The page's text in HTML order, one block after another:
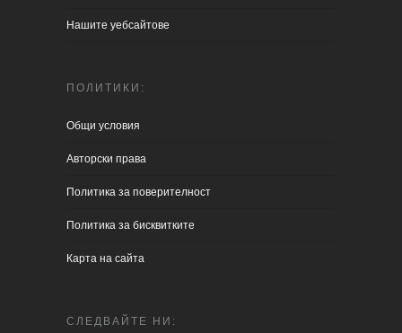
Нашите уебсайтове
ПОЛИТИКИ:
Общи условия
Aвторски права
Политика за поверителност
Политика за бисквитките
Карта на сайта
СЛЕДВАЙТЕ НИ: